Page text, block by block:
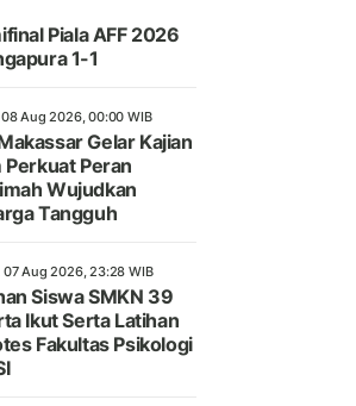
Piala AFF 2026
1-1
Aug 2026, 00:00 WIB
Gelar Kajian
Perkuat Peran
Wujudkan
Tangguh
07 Aug 2026, 23:28 WIB
Siswa SMKN 39
Ikut Serta Latihan
Fakultas Psikologi